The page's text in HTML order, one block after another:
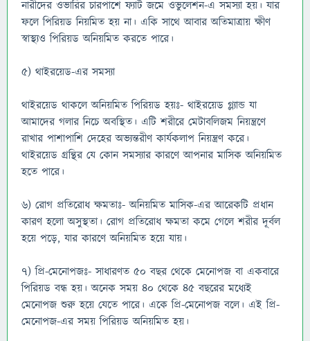
নারীদের ওভারির চারপাশে ফ্যাট জমে ওভুলেশন-এ সমস্যা হয়। যার
ফলে পিরিয়ড নিয়মিত হয় না। একি সাথে আবার অতিমাত্রায় ক্ষীণ
স্বাস্থ্যও পিরিয়ড অনিয়মিত করতে পারে।
৫) থাইরয়েড-এর সমস্যা
থাইরয়েড থাকলে অনিয়মিত পিরিয়ড হয়ঃ- থাইরয়েড গ্ল্যান্ড যা
আমাদের গলার নিচে অবস্থিত। এটি শরীরে মেটাবলিজম নিয়ন্ত্রণে
রাখার পাশাপাশি দেহের অভ্যন্তরীণ কার্যকলাপ নিয়ন্ত্রণ করে।
থাইরয়েড গ্রন্থির যে কোন সমস্যার কারণে আপনার মাসিক অনিয়মিত
হতে পারে।
৬) রোগ প্রতিরোধ ক্ষমতাঃ- অনিয়মিত মাসিক-এর আরেকটি প্রধান
কারণ হলো অসুস্থতা। রোগ প্রতিরোধ ক্ষমতা কমে গেলে শরীর দূর্বল
হয়ে পড়ে, যার কারণে অনিয়মিত হয়ে যায়।
৭) প্রি-মেনোপজঃ- সাধারণত ৫০ বছর থেকে মেনোপজ বা একবারে
পিরিয়ড বন্ধ হয়। অনেক সময় ৪০ থেকে ৪৫ বছরের মধ্যেই
মেনোপজ শুরু হয়ে যেতে পারে। একে প্রি-মেনোপজ বলে। এই প্রি-
মেনোপজ-এর সময় পিরিয়ড অনিয়মিত হয়।